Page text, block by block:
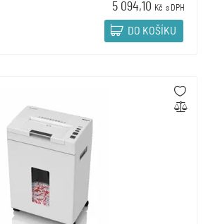
5 094,10 Kč s DPH
DO KOŠÍKU